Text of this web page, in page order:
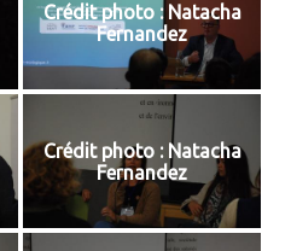
Crédit photo : Natacha
Fernandez
Crédit photo : Natacha
Fernandez